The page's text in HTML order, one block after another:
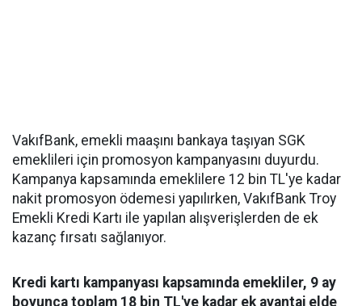
VakıfBank, emekli maaşını bankaya taşıyan SGK
emeklileri için promosyon kampanyasını duyurdu.
Kampanya kapsamında emeklilere 12 bin TL'ye kadar
nakit promosyon ödemesi yapılırken, VakıfBank Troy
Emekli Kredi Kartı ile yapılan alışverişlerden de ek
kazanç fırsatı sağlanıyor.
Kredi kartı kampanyası kapsamında emekliler, 9 ay
boyunca toplam 18 bin TL'ye kadar ek avantaj elde